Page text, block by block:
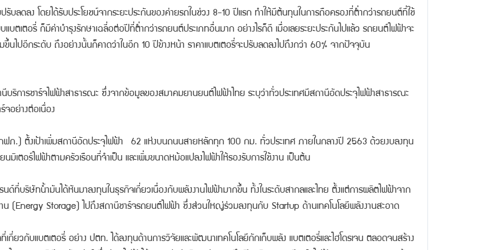
ลดลง โดยได้รับประโยชน์จากระยะประกันของค่ายรถในช่วง 8-10 ปีแรก ทำให้มีต้นทุนในการถือครองที่ต่ำกว่ารถยนต์ที่ใช้
ตเตอรี่ ก็มีค่าบำรุงรักษาเฉลี่อต่อปีที่ต่ำกว่ารถยนต์ประเภทอื่นมาก อย่างไรก็ดี เมื่อเลยระยะประกันไปแล้ว รถยนต์ไฟฟ้าจะ
นไปอีกระดับ ถึงอย่างนั้นก็คาดว่าในอีก 10 ปีข้างหน้า ราคาแบตเตอรี่จะปรับลดลงไปถึงกว่า 60% จากปัจจุบัน
ริการชาร์จไฟฟ้าสาธารณะ ซึ่งจากข้อมูลของสมาคมยานยนต์ไฟฟ้าไทย ระบุว่าทั่วประเทศมีสถานีอัดประจุไฟฟ้าสาธารณะ
อย่างต่อเนื่อง
ภ.) ตั้งเป้าเพิ่มสถานีอัดประจุไฟฟ้า 62 แห่งบนถนนสายหลักทุก 100 กม. ทั่วประเทศ ภายในกลางปี 2563 ด้วยงบลงทุน
เตอร์ไฟฟ้าตามครัวเรือนที่จำเป็น และเพิ่มขนาดหม้อแปลงไฟฟ้าให้รองรับการใช้งาน เป็นต้น
บริษัทน้ำมันได้หันมาลงทุนในธุรกิจเกี่ยวเนื่องกับพลังงานไฟฟ้ามากขึ้น ทั้งในระดับสากลและไทย ตั้งแต่การผลิตไฟฟ้าจาก
(Energy Storage) ไปถึงสถานีชาร์จรถยนต์ไฟฟ้า ซึ่งส่วนใหญ่ร่วมลงทุนกับ Startup ด้านเทคโนโลยีพลังงานสะอาด
กี่ยวกับแบตเตอรี่ อย่าง ปตท. ได้ลงทุนด้านการวิจัยและพัฒนาเทคโนโลยีกักเก็บพลัง แบตเตอรี่และไฮโดรเจน ตลอดจนสร้าง